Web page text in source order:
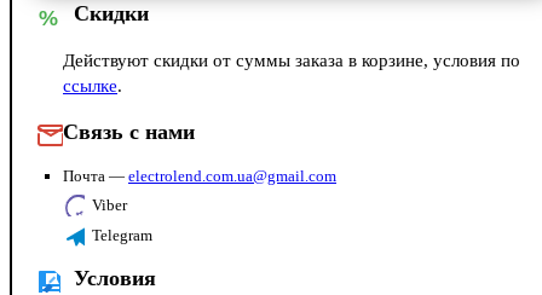
% Скидки
Действуют скидки от суммы заказа в корзине, условия по
ссылке.
Связь с нами
Почта — electrolend.com.ua@gmail.com
Viber
Telegram
Условия